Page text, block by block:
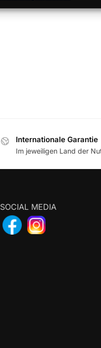
Internationale Garantie
Im jeweiligen Land der
SOCIAL MEDIA